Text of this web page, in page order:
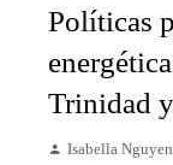
Políticas
Trinidad
Isabella Nguyen